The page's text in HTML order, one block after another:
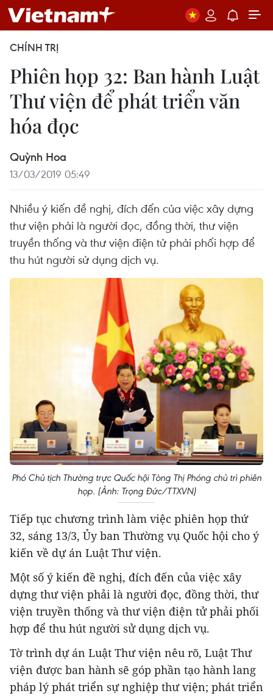
CHÍNH TRỊ
Phiên họp 32: Ban hành Luật
Thư viện để phát triển văn
hóa đọc
Quỳnh Hoa
13/03/2019 05:49
Nhiều ý kiến đề nghị, đích đến của việc xây dựng
thư viện phải là người đọc, đồng thời, thư viện
truyền thống và thư viện điện tử phải phối hợp để
thu hút người sử dụng dịch vụ.
Phó Chủ tịch Thường trực Quốc hội Tòng Thị Phóng chủ trì phiên
họp. (Ảnh: Trọng Đức/TTXVN)
Tiếp tục chương trình làm việc phiên họp thứ
32, sáng 13/3, Ủy ban Thường vụ Quốc hội cho ý
kiến về dự án Luật Thư viện.
Một số ý kiến đề nghị, đích đến của việc xây
dựng thư viện phải là người đọc, đồng thời, thư
viện truyền thống và thư viện điện tử phải phối
hợp để thu hút người sử dụng dịch vụ.
Tờ trình dự án Luật Thư viện nêu rõ, Luật Thư
viện được ban hành sẽ góp phần tạo hành lang
pháp lý phát triển sự nghiệp thư viện; phát triển